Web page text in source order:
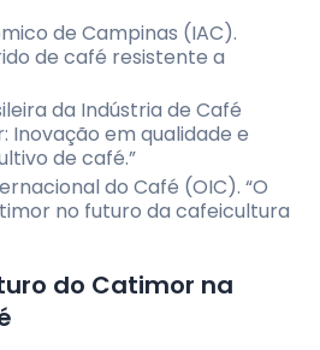
de Campinas (IAC).
de café resistente a
da Indústria de Café
Inovação em qualidade e
de café.”
do Café (OIC). “O
no futuro da cafeicultura
do Catimor na